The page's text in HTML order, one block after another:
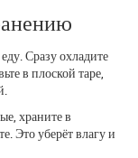
Сразу охладите
в плоской таре,
храните в
Это уберёт влагу и